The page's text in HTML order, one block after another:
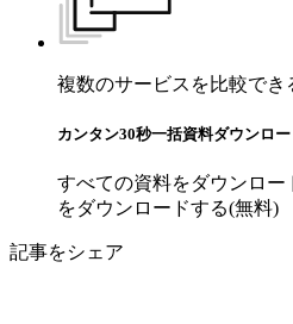
複数のサービスを比較でき
カンタン30秒一括資料ダウンロー
すべての資料をダウンロー
をダウンロードする(無料)
記事をシェア